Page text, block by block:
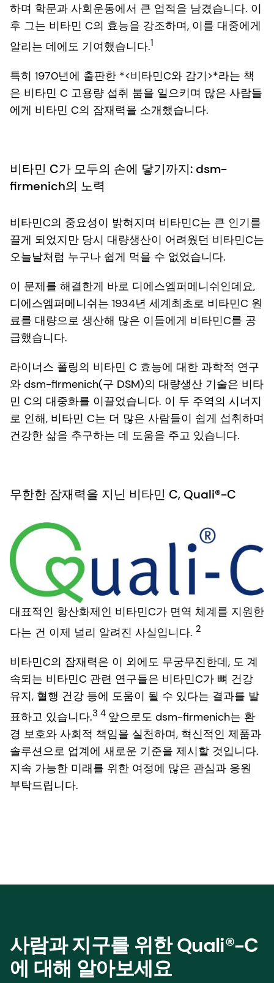
하며 학문과 사회운동에서 큰 업적을 남겼습니다. 이
후 그는 비타민 C의 효능을 강조하며, 이를 대중에게
알리는 데에도 기여했습니다.1
특히 1970년에 출판한 *<비타민C와 감기>*라는 책
은 비타민 C 고용량 섭취 붐을 일으키며 많은 사람들
에게 비타민 C의 잠재력을 소개했습니다.
비타민 C가 모두의 손에 닿기까지: dsm-
firmenich의 노력
비타민C의 중요성이 밝혀지며 비타민C는 큰 인기를
끌게 되었지만 당시 대량생산이 어려웠던 비타민C는
오늘날처럼 누구나 쉽게 먹을 수 없었습니다.
이 문제를 해결한게 바로 디에스엠퍼메니쉬인데요,
디에스엠퍼메니쉬는 1934년 세계최초로 비타민C 원
료를 대량으로 생산해 많은 이들에게 비타민C를 공
급했습니다.
라이너스 폴링의 비타민 C 효능에 대한 과학적 연구
와 dsm-firmenich(구 DSM)의 대량생산 기술은 비타
민 C의 대중화를 이끌었습니다. 이 두 주역의 시너지
로 인해, 비타민 C는 더 많은 사람들이 쉽게 섭취하며
건강한 삶을 추구하는 데 도움을 주고 있습니다.
무한한 잠재력을 지닌 비타민 C, Quali®-C
대표적인 항산화제인 비타민C가 면역 체계를 지원한
다는 건 이제 널리 알려진 사실입니다. 2
비타민C의 잠재력은 이 외에도 무궁무진한데, 도 계
속되는 비타민C 관련 연구들은 비타민C가 뼈 건강
유지, 혈행 건강 등에 도움이 될 수 있다는 결과를 발
표하고 있습니다.3 4 앞으로도 dsm-firmenich는 환
경 보호와 사회적 책임을 실천하며, 혁신적인 제품과
솔루션으로 업계에 새로운 기준을 제시할 것입니다.
지속 가능한 미래를 위한 여정에 많은 관심과 응원
부탁드립니다.
사람과 지구를 위한 Quali®-C
에 대해 알아보세요